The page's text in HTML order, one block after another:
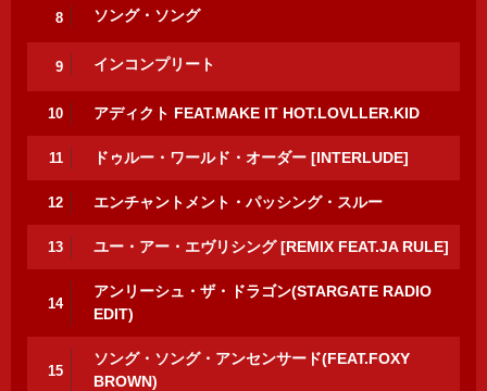
8 ソング・ソング
9 インコンプリート
10 アディクト FEAT.MAKE IT HOT.LOVLLER.KID
11 ドゥルー・ワールド・オーダー [INTERLUDE]
12 エンチャントメント・パッシング・スルー
13 ユー・アー・エヴリシング [REMIX FEAT.JA RULE]
14
アンリーシュ・ザ・ドラゴン(STARGATE RADIO
EDIT)
15
ソング・ソング・アンセンサード(FEAT.FOXY
BROWN)